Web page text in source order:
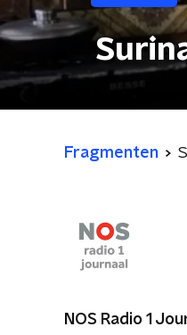
Fragmenten
NOS Radio 1